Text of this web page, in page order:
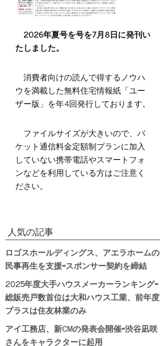
2026年夏号を号を7月8日に発刊い
たしました。
消費者向けの読んで得するノウハ
ウを満載した無料住宅情報紙「ユー
ザー版」を年4回発行しております。
ファイルサイズが大きいので、パ
ケット通信料金定額制プランに加入
していない携帯電話やスマートフォ
ンなどを利用している方はご注意く
ださい。
人気の記事
ロゴスホールディングス、アエラホームの
民事再生を支援=スポンサー契約を締結
2025年度大手ハウスメーカーランキング=
総販売戸数首位は大和ハウス工業、前年度
プラスは住友林業のみ
アイ工務店、新CMの発表会開催=渋谷凪咲
さんをキャラクターに起用